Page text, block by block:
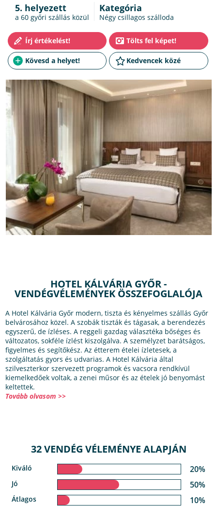
5. helyezett
a 60győri szállás közül
Kategória
Négy csillagos szálloda
HOTEL KÁLVÁRIA GYŐR -
VENDÉGVÉLEMÉNYEK ÖSSZEFOGLALÓJA
A Hotel Kálvária Győr modern, tiszta és kényelmes szállás Győr
belvárosához közel. A szobák tiszták és tágasak, a berendezés
egyszerű, de ízléses. A reggeli gazdag választéka bőséges és
változatos, sokféle ízlést kiszolgálva. A személyzet barátságos,
figyelmes és segítőkész. Az étterem ételei ízletesek, a
szolgáltatás gyors és udvarias. A Hotel Kálvária által
szilveszterkor szervezett programok és vacsora rendkívül
kiemelkedőek voltak, a zenei műsor és az ételek jó benyomást
keltettek.
Tovább olvasom >>
32 VENDÉG VÉLEMÉNYE ALAPJÁN
Kiváló 20%
Jó 50%
Átlagos 10%